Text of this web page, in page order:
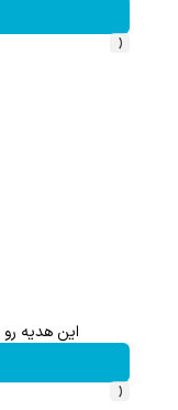
‹
این هدیه
‹